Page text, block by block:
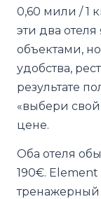
0,60 мили / 1
эти два
объектами,
удобства,
результате
«выбери
цене.
Оба отеля
190€.
тренажерный